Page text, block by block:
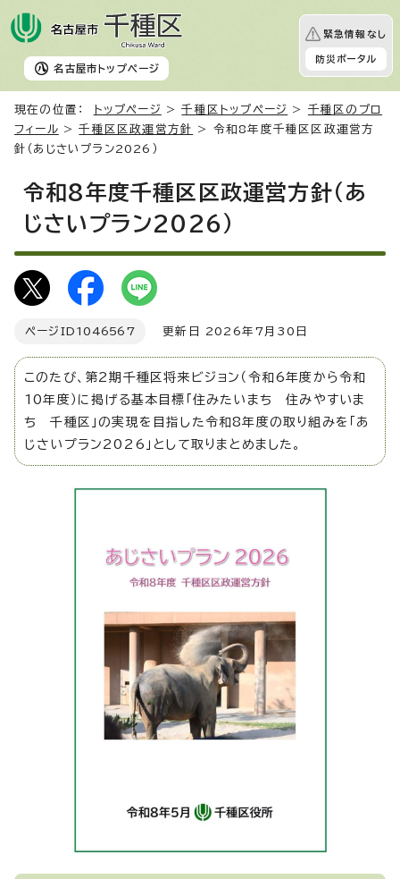
名古屋市 トップページ
緊急情報なし
防災ポータル
現在の位置： トップページ >千種区トップページ > 千種区のプロ
フィール >千種区区政運営方針
> 令和8年度千種区区政運営方
針（あじさいプラン2026）
令和8年度千種区区政運営方針（あ
じさいプラン2026）
ページID 1046567 更新日 2026年7月30日
このたび、第2期千種区将来ビジョン（令和6年度から令和
10年度）に掲げる基本目標「住みたいまち 住みやすいま
ち 千種区」の実現を目指した令和8年度の取り組みを「あ
じさいプラン2026」として取りまとめました。